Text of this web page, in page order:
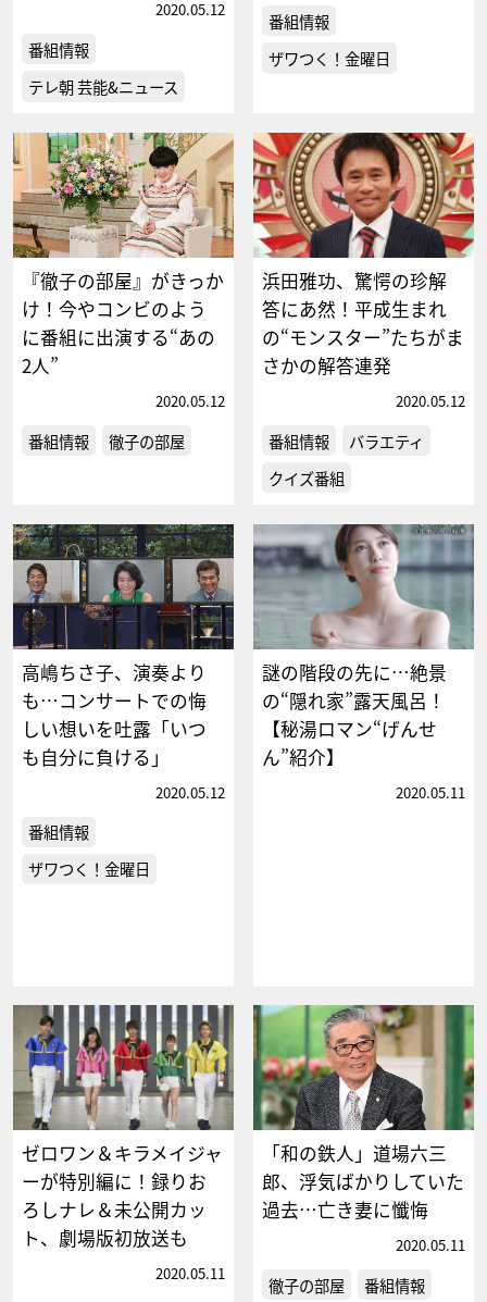
2020.05.12
番組情報
テレ朝 芸能&ニュース
番組情報
ザワつく！金曜日
『徹子の部屋』がきっか
け！今やコンビのよう
に番組に出演する“あの
2人”
2020.05.12
番組情報 徹子の部屋
浜田雅功、驚愕の珍解
答にあ然！平成生まれ
の“モンスター”たちがま
さかの解答連発
2020.05.12
番組情報
バラエティ
クイズ番組
高嶋ちさ子、演奏より
も…コンサートでの悔
しい想いを吐露「いつ
も自分に負ける」
2020.05.12
番組情報
ザワつく！金曜日
謎の階段の先に…絶景
の“隠れ家”露天風呂！
【秘湯ロマン“げんせ
ん”紹介】
2020.05.11
ゼロワン＆キラメイジャ
ーが特別編に！録りお
ろしナレ＆未公開カッ
ト、劇場版初放送も
2020.05.11
「和の鉄人」道場六三
郎、浮気ばかりしていた
過去…亡き妻に懺悔
2020.05.11
徹子の部屋 番組情報